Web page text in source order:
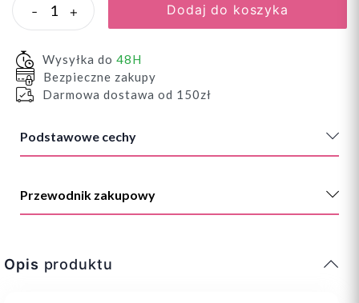
- + Dodaj do koszyka
Wysyłka do 48H
Bezpieczne zakupy
Darmowa dostawa od 150zł
Podstawowe cechy
Przewodnik zakupowy
Opis produktu